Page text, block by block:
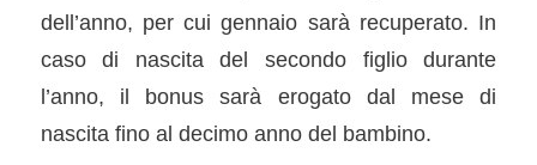
dell’anno, per cui gennaio sarà recuperato. In
caso di nascita del secondo figlio durante
l’anno, il bonus sarà erogato dal mese di
nascita fino al decimo anno del bambino.